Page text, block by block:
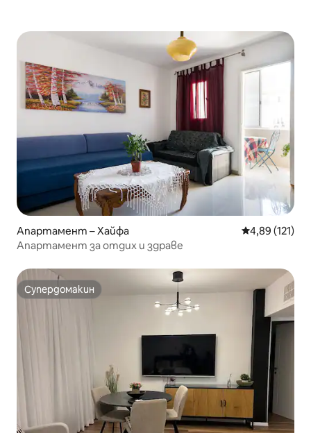
Апартамент – Хайфа Средна
4,89 (121)
Апартамент за отдих и здраве
Супердомакин
Супердомакин